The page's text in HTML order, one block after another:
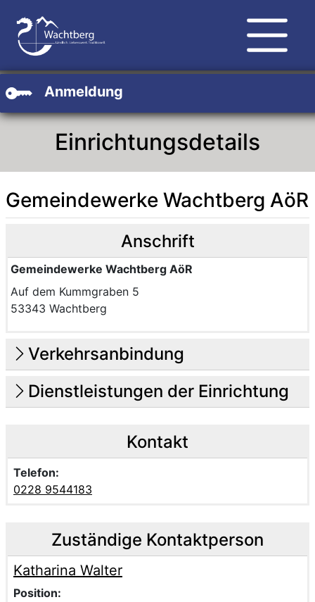
Anmeldung
Einrichtungsdetails
Gemeindewerke Wachtberg AöR
Anschrift
Gemeindewerke Wachtberg AöR
Auf dem Kummgraben 5
53343 Wachtberg
Verkehrsanbindung
Dienstleistungen der Einrichtung
Kontakt
Telefon:
0228 9544183
Zuständige Kontaktperson
Beschreibung der zuständigen Kontaktperson Katharina
Voller Name:
Katharina Walter
Position: